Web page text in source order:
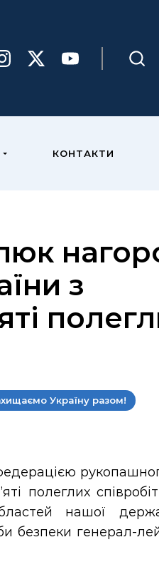
КОНТАКТИ
з
Україну разом!
полеглих
нашої
безпеки генерал-